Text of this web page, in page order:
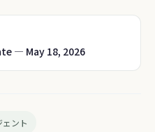
— May 18, 2026
ント